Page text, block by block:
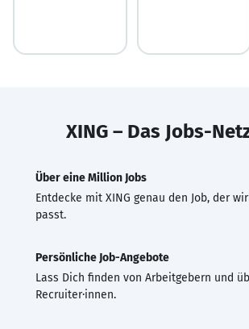
XING – Das Jobs-
Über eine Million Jobs
Entdecke mit XING genau den Job, der
passt.
Persönliche Job-Angebote
Lass Dich finden von Arbeitgebern und
Recruiter·innen.